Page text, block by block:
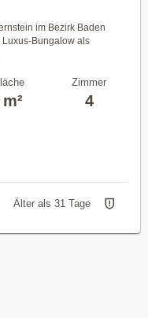
im Bezirk Baden
Bungalow als
Zimmer
4
Älter als 31 Tage